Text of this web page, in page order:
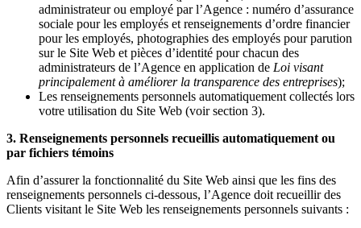
administrateur ou employé par l’Agence : numéro d’assurance
sociale pour les employés et renseignements d’ordre financier
pour les employés, photographies des employés pour parution
sur le Site Web et pièces d’identité pour chacun des
administrateurs de l’Agence en application de Loi visant
principalement à améliorer la transparence des entreprises);
Les renseignements personnels automatiquement collectés lors
votre utilisation du Site Web (voir section 3).
3. Renseignements personnels recueillis automatiquement ou
par fichiers témoins
Afin d’assurer la fonctionnalité du Site Web ainsi que les fins des
renseignements personnels ci-dessous, l’Agence doit recueillir des
Clients visitant le Site Web les renseignements personnels suivants :